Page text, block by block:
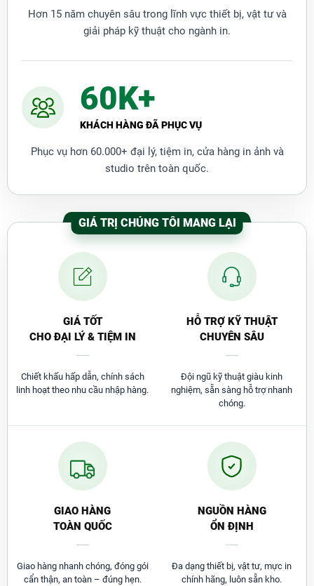
Video Giới Thiệu Máy In Epson
Xem thêm: Máy In Epson WF-C5290
và
Hơn 15 năm chuyên sâu trong lĩnh vực thiết bị, vật tư và
giải pháp kỹ thuật cho ngành in.
60K+
KHÁCH HÀNG ĐÃ PHỤC VỤ
Phục vụ hơn 60.000+ đại lý, tiệm in, cửa hàng in ảnh và
studio trên toàn quốc.
GIÁ TRỊ CHÚNG TÔI MANG LẠI
GIÁ TỐT
CHO ĐẠI LÝ & TIỆM IN
Chiết khấu hấp dẫn, chính sách
linh hoạt theo nhu cầu nhập hàng.
HỖ TRỢ KỸ THUẬT
CHUYÊN SÂU
Đội ngũ kỹ thuật giàu kinh
nghiệm, sẵn sàng hỗ trợ nhanh
chóng.
GIAO HÀNG
TOÀN QUỐC
Giao hàng nhanh chóng, đóng gói
cẩn thận, an toàn – đúng hẹn.
NGUỒN HÀNG
ỔN ĐỊNH
Đa dạng thiết bị, vật tư, mực in
chính hãng, luôn sẵn kho.